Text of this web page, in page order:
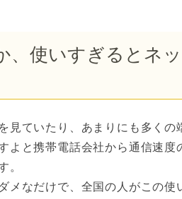
、使いすぎるとネ
見ていたり、あまりにも多く
よと携帯電話会社から通信速
。
メなだけで、全国の人がこの